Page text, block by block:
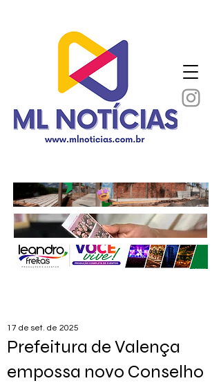
Prefeitura de Valença
empossa novo Conselho
17 de set. de 2025